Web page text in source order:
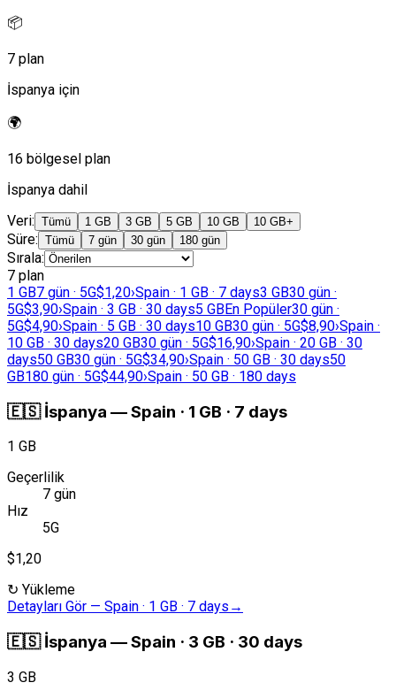
📦
7 plan
İspanya için
🌍
16 bölgesel plan
İspanya dahil
Veri: Tümü 1 GB 3 GB 5 GB 10 GB 10 GB+
Süre: Tümü 7 gün 30 gün 180 gün
Sırala:
7 plan
1 GB7 gün · 5G$1,20›Spain · 1 GB · 7 days3 GB30 gün ·
5G$3,90›Spain · 3 GB · 30 days5 GBEn Popüler30 gün ·
5G$4,90›Spain · 5 GB · 30 days10 GB30 gün · 5G$8,90›Spain ·
10 GB · 30 days20 GB30 gün · 5G$16,90›Spain · 20 GB · 30
days50 GB30 gün · 5G$34,90›Spain · 50 GB · 30 days50
GB180 gün · 5G$44,90›Spain · 50 GB · 180 days
🇪🇸 İspanya —Spain · 1 GB · 7 days
1 GB
Geçerlilik
7 gün
Hız
5G
$1,20
↻ Yükleme
Detayları Gör — Spain · 1 GB · 7 days →
🇪🇸 İspanya —Spain · 3 GB · 30 days
3 GB